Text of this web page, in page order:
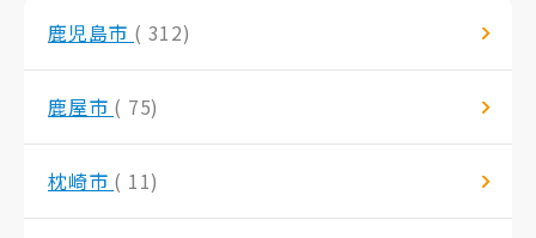
鹿児島市 ( 312)
鹿屋市 ( 75)
枕崎市 ( 11)